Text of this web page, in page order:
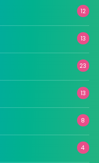
12
13
23
13
8
4